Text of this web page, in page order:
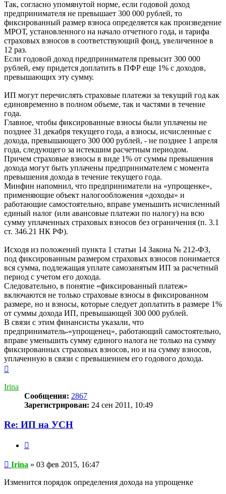
Так, согласно упомянутой норме, если годовой доход
предпринимателя не превышает 300 000 рублей, то
фиксированный размер взноса определяется как произведение
МРОТ, установленного на начало отчетного года, и тарифа
страховых взносов в соответствующий фонд, увеличенное в
12 раз.
Если годовой доход предпринимателя превысит 300 000
рублей, ему придется доплатить в ПФР еще 1% с доходов,
превышающих эту сумму.
ИП могут перечислять страховые платежи за текущий год как
единовременно в полном объеме, так и частями в течение
года.
Главное, чтобы фиксированные взносы были уплачены не
позднее 31 декабря текущего года, а взносы, исчисленные с
дохода, превышающего 300 000 рублей, - не позднее 1 апреля
года, следующего за истекшим расчетным периодом.
Причем страховые взносы в виде 1% от суммы превышения
дохода могут быть уплачены предпринимателем с момента
превышения дохода в течение текущего года.
Минфин напомнил, что предприниматели на «упрощенке»,
применяющие объект налогообложения «доходы» и
работающие самостоятельно, вправе уменьшить исчисленный
единый налог (или авансовые платежи по налогу) на всю
сумму уплаченных страховых взносов без ограничения (п. 3.1
ст. 346.21 НК РФ).
Исходя из положений пункта 1 статьи 14 Закона № 212-ФЗ,
под фиксированным размером страховых взносов понимается
вся сумма, подлежащая уплате самозанятым ИП за расчетный
период с учетом его дохода.
Следовательно, в понятие «фиксированный платеж»
включаются не только страховые взносы в фиксированном
размере, но и взносы, которые следует доплатить в размере 1%
от суммы дохода ИП, превышающей 300 000 рублей.
В связи с этим финансисты указали, что
предприниматель-«упрощенец», работающий самостоятельно,
вправе уменьшить сумму единого налога не только на сумму
фиксированных страховых взносов, но и на сумму взносов,
уплаченную в связи с превышением его годового дохода.
началу
Irina
Сообщения: 2867
Зарегистрирован: 24 сен 2011, 10:49
Re: ИП на УСН
Сообщение
Irina » 03 фев 2015, 16:47
Изменится порядок определения дохода на упрощенке